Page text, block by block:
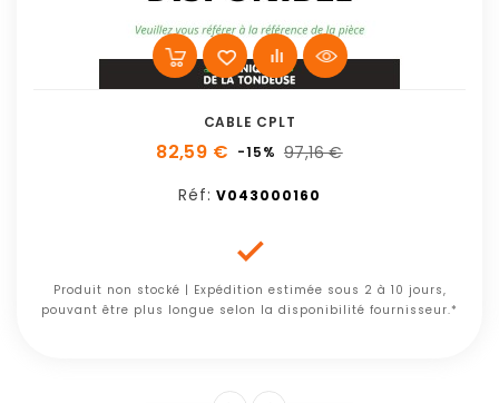
CABLE CPLT
82,59 € -15% 97,16 €
Réf: V043000160

Produit non stocké | Expédition estimée sous 2 à 10 jours,
pouvant être plus longue selon la disponibilité fournisseur.*